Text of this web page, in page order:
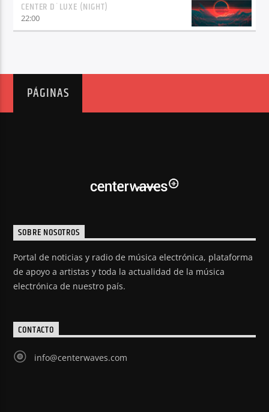
CENTER D´LUXE (NIGHT)
22:00
PÁGINAS
SOBRE NOSOTROS
Portal de noticias y radio de música electrónica, plataforma
de apoyo a artistas y toda la actualidad de la música
electrónica de nuestro país.
CONTACTO
info@centerwaves.com